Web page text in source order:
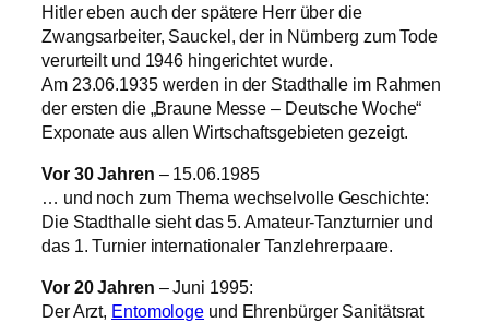
Hitler eben auch der spätere Herr über die
Zwangsarbeiter, Sauckel, der in Nürnberg zum Tode
verurteilt und 1946 hingerichtet wurde.
Am 23.06.1935 werden in der Stadthalle im Rahmen
der ersten die „Braune Messe – Deutsche Woche“
Exponate aus allen Wirtschaftsgebieten gezeigt.
Vor 30 Jahren – 15.06.1985
… und noch zum Thema wechselvolle Geschichte:
Die Stadthalle sieht das 5. Amateur‑Tanzturnier und
das 1. Turnier internationaler Tanzlehrerpaare.
Vor 20 Jahren – Juni 1995:
Der Arzt, Entomologe und Ehrenbürger Sanitätsrat